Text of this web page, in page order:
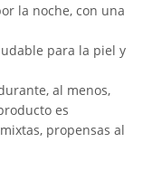
la noche, con una
para la piel y
al menos,
es
propensas al